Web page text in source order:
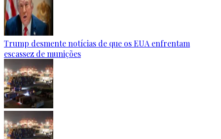
Trump desmente notícias de que os EUA enfrentam
escassez de munições